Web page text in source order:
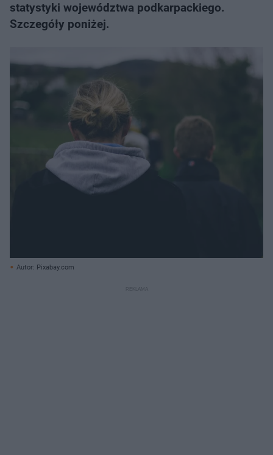
statystyki województwa podkarpackiego.
Szczegóły poniżej.
Autor: Pixabay.com